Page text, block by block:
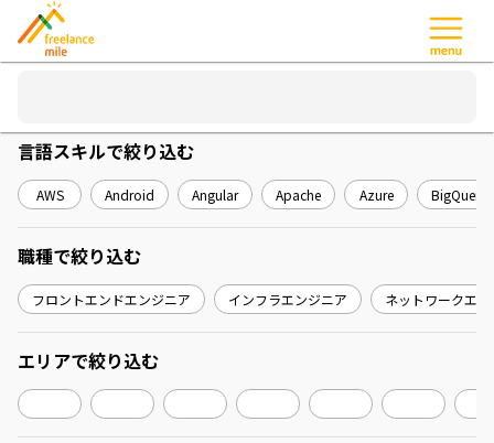
言語スキルで絞り込む
AWS Android Angular Apache Azure BigQuery
職種で絞り込む
フロントエンドエンジニア インフラエンジニア ネットワークエ
エリアで絞り込む